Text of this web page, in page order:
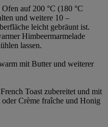
auf 200 °C (180 °C
und weitere 10 –
leicht gebräunt ist.
Himbeermarmelade
lassen.
mit Butter und weiterer
Toast zubereitet und mit
Crème fraîche und Honig